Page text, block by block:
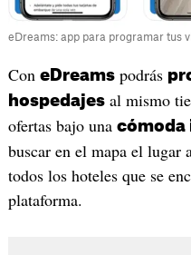
eDreams: app para programar tus
Con eDreamspodrás
hospedajesal mismo
ofertas bajo una cómoda
buscar en el mapa el lugar
todos los hoteles que se
plataforma.